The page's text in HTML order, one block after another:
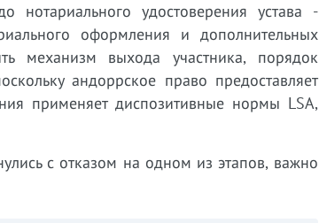
нотариального удостоверения устава -
оформления и дополнительных
механизм выхода участника, порядок
андоррское право предоставляет
применяет диспозитивные нормы LSA,
с отказом на одном из этапов, важно